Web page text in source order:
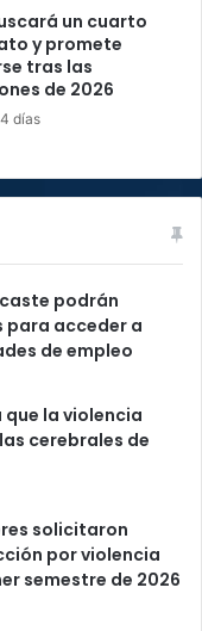
un cuarto
y promete
tras las
de 2026
días
podrán
acceder a
de empleo
la violencia
cerebrales de
solicitaron
por violencia
semestre de 2026